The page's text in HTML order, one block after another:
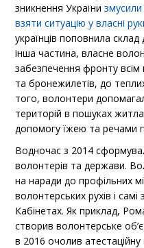
зникнення України
взяти ситуацію у власні
українців поповнила
інша частина, власне
забезпечення фронту всім
та бронежилетів, до
того, волонтери
територій в пошуках
допомогу їжею та речами
Водночас з 2014
волонтерів та держави.
на наради до профільних
волонтерських рухів і
Кабінетах. Як приклад,
створив волонтерське
в 2016 очолив